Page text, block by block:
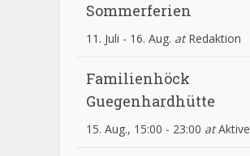
Sommerferien
11. Juli - 16. Aug. atRedaktion
Familienhöck
Guegenhardhütte
15. Aug., 15:00 - 23:00 atAktive